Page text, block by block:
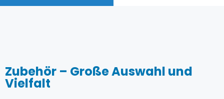
Zubehör – Große Auswahl und
Vielfalt